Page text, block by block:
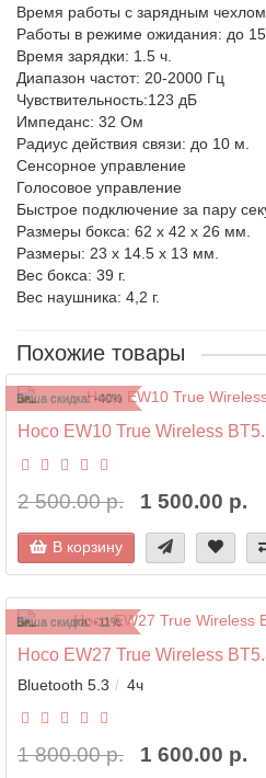
Время работы с зарядным
Работы в режиме ожидания: до
Время зарядки: 1.5 ч.
Диапазон частот: 20-2000 Гц
Чувствительность:123 дБ
Импеданс: 32 Ом
Радиус действия связи: до 10 м.
Сенсорное управление
Голосовое управление
Быстрое подключение за пару
Размеры бокса: 62 х 42 х 26 мм.
Размеры: 23 х 14.5 х 13 мм.
Вес бокса: 39 г.
Вес наушника: 4,2 г.
Похожие товары
Ваша скидка: -40%
Hoco EW10 True Wireless
2 500.00 р. 1 500.00 р.
В корзину
Ваша скидка: -11%
Hoco EW27 True Wireless
Bluetooth 5.3 4ч
1 800.00 р. 1 600.00 р.